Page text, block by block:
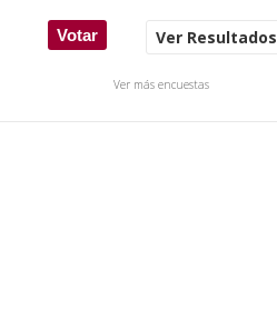
Ver Resultados
Ver más encuestas